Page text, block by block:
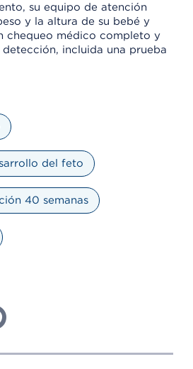
su equipo de atención
y la altura de su bebé y
chequeo médico completo y
incluida una prueba
del feto
40 semanas